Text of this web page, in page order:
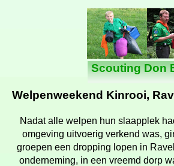
Scouting Don
Nadat alle welpen hun slaapplek
omgeving uitvoerig verkend was,
groepen een dropping lopen in
onderneming, in een vreemd dorp
Welpenweekend Kinrooi,